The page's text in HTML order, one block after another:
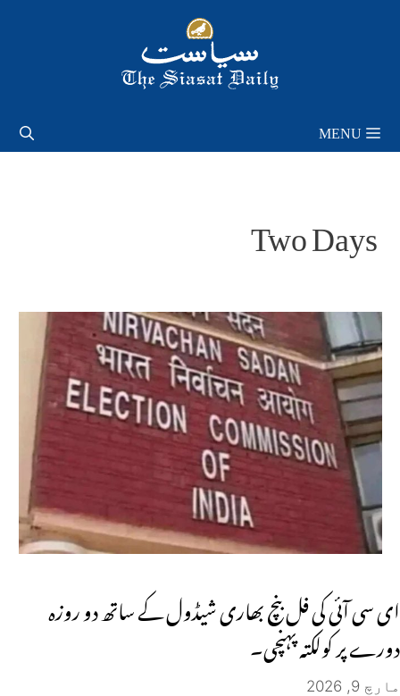
MENU
Two Days
ای سی آئی کی فل بنچ بھاری شیڈول کے ساتھ دو روزہ
دورے پر کولکتہ پہنچی۔
مارچ 9, 2026